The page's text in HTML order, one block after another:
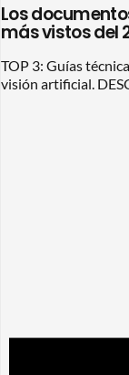
Los
más vistos del
TOP 3: Guías
visión artificial.